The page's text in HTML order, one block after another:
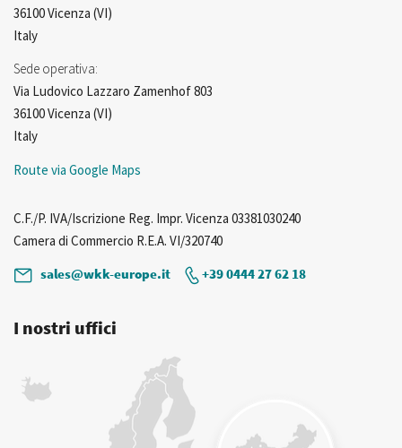
36100 Vicenza (VI)
Italy
Sede operativa:
Via Ludovico Lazzaro Zamenhof 803
36100 Vicenza (VI)
Italy
Route via Google Maps
C.F./P. IVA/Iscrizione Reg. Impr. Vicenza 03381030240
Camera di Commercio R.E.A. VI/320740
sales@wkk-europe.it
+39 0444 27 62 18
I nostri uffici